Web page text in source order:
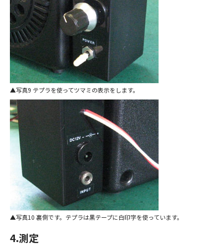
写真9 テプラを使ってツマミの表示をします。
写真10 裏側です。テプラは黒テープに白印字を使っています。
4.測定